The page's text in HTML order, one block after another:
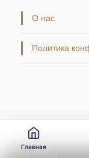
О нас
Политика
Главная